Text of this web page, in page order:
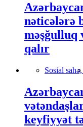
nəticələrə
məşğulluq
qalır
Sosial sahə,
keyfiyyət